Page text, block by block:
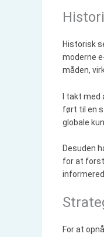
Historisk
moderne
måden,
I takt med
ført til en
globale
Desuden
for at
For at